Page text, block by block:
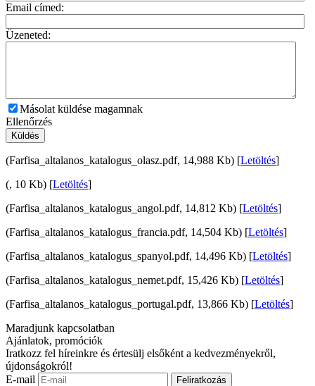
Email címed:
Üzeneted:
Másolat küldése magamnak
Ellenőrzés
Küldés
(Farfisa_altalanos_katalogus_olasz.pdf, 14,988 Kb) [Letöltés]
(, 10 Kb) [Letöltés]
(Farfisa_altalanos_katalogus_angol.pdf, 14,812 Kb) [Letöltés]
(Farfisa_altalanos_katalogus_francia.pdf, 14,504 Kb) [Letöltés]
(Farfisa_altalanos_katalogus_spanyol.pdf, 14,496 Kb) [Letöltés]
(Farfisa_altalanos_katalogus_nemet.pdf, 15,426 Kb) [Letöltés]
(Farfisa_altalanos_katalogus_portugal.pdf, 13,866 Kb) [Letöltés]
Maradjunk kapcsolatban
Ajánlatok, promóciók
Iratkozz fel híreinkre és értesülj elsőként a kedvezményekről,
újdonságokról!
E-mail
Feliratkozás